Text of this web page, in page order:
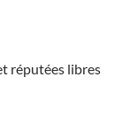
réputées libres